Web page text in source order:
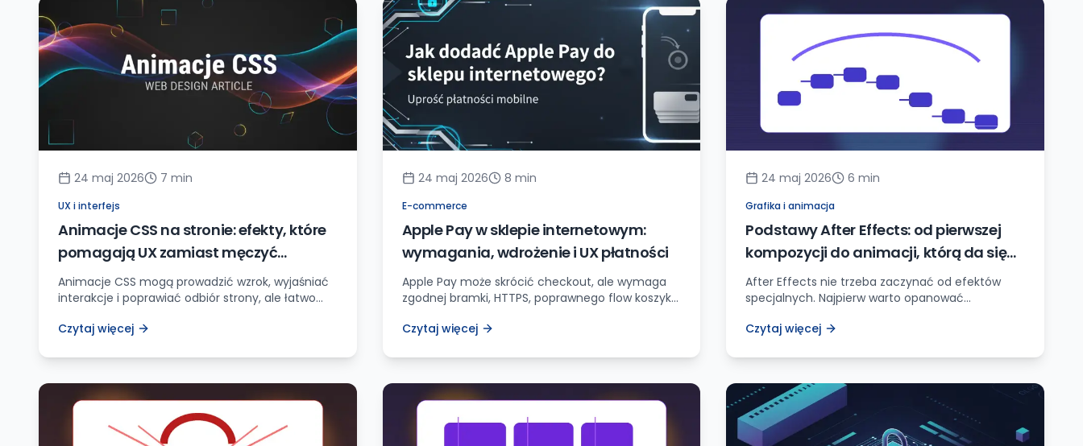
24 maj 2026 7 min
UX i interfejs
Animacje CSS na stronie: efekty, które
pomagają UX zamiast męczyć
użytkownika
Animacje CSS mogą prowadzić wzrok, wyjaśniać
interakcje i poprawiać odbiór strony, ale łatwo
zastosowań i checklistę wydajności.
Czytaj więcej
24 maj 2026 8 min
E-commerce
Apple Pay w sklepie internetowym:
wymagania, wdrożenie i UX płatności
Apple Pay może skrócić checkout, ale wymaga
zgodnej bramki, HTTPS, poprawnego flow koszyka
praktyczną checklistę wdrożenia w sklepie
Czytaj więcej
24 maj 2026 6 min
Grafika i animacja
Podstawy After Effects: od pierwszej
kompozycji do animacji, którą da się
użyć na stronie
After Effects nie trzeba zaczynać od efektów
specjalnych. Najpierw warto opanować
eksport, który nie zabije strony.
Czytaj więcej